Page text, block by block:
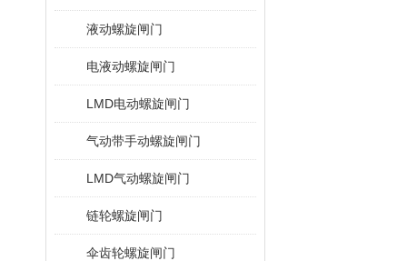
液动螺旋闸门
电液动螺旋闸门
LMD电动螺旋闸门
气动带手动螺旋闸门
LMD气动螺旋闸门
链轮螺旋闸门
伞齿轮螺旋闸门